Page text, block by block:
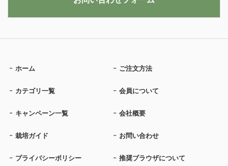
ホーム ご注文方法
カテゴリ一覧 会員について
キャンペーン一覧 会社概要
栽培ガイド お問い合わせ
プライバシーポリシー 推奨ブラウザについて